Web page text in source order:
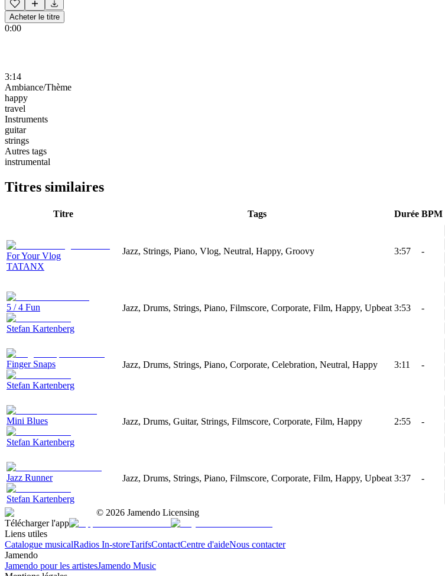
Acheter le titre
0:00
3:14
Ambiance/Thème
happy
travel
Instruments
guitar
strings
Autres tags
instrumental
Titres similaires
Titre Tags Durée BPM
For Your Vlog
TATANX
Jazz, Strings, Piano, Vlog, Neutral, Happy, Groovy 3:57 -
5 / 4 Fun
Stefan Kartenberg
Jazz, Drums, Strings, Piano, Filmscore, Corporate, Film, Happy, Upbeat 3:53 -
Finger Snaps
Stefan Kartenberg
Jazz, Drums, Strings, Piano, Corporate, Celebration, Neutral, Happy 3:11 -
Mini Blues
Stefan Kartenberg
Jazz, Drums, Guitar, Strings, Filmscore, Corporate, Film, Happy 2:55 -
Jazz Runner
Stefan Kartenberg
Jazz, Drums, Strings, Piano, Filmscore, Corporate, Film, Happy, Upbeat 3:37 -
© 2026 Jamendo Licensing
Télécharger l'app
Liens utiles
Catalogue musicalRadios In-storeTarifsContactCentre d'aideNous contacter
Jamendo
Jamendo pour les artistesJamendo Music